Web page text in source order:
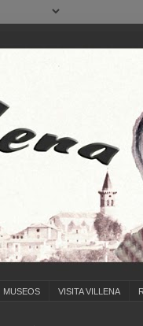
MUSEOS VISITA VILLENA